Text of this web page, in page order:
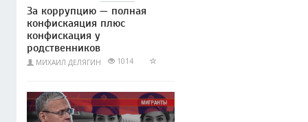
За коррупцию — полная
конфискаяция плюс
конфискация у
родственников
МИХАИЛ ДЕЛЯГИН 1014